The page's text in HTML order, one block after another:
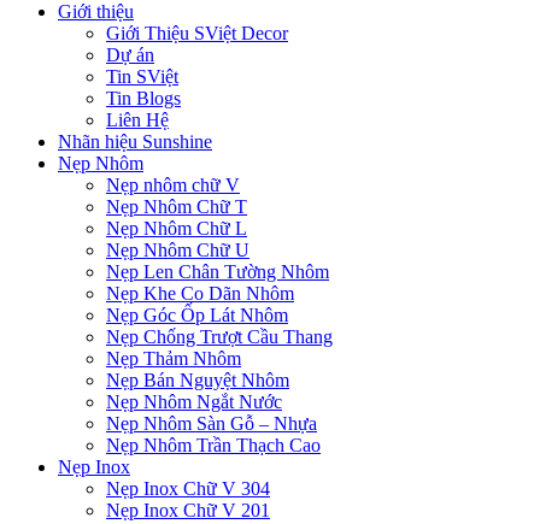
Giới thiệu
Giới Thiệu SViệt Decor
Dự án
Tin SViệt
Tin Blogs
Liên Hệ
Nhãn hiệu Sunshine
Nẹp Nhôm
Nẹp nhôm chữ V
Nẹp Nhôm Chữ T
Nẹp Nhôm Chữ L
Nẹp Nhôm Chữ U
Nẹp Len Chân Tường Nhôm
Nẹp Khe Co Dãn Nhôm
Nẹp Góc Ốp Lát Nhôm
Nẹp Chống Trượt Cầu Thang
Nẹp Thảm Nhôm
Nẹp Bán Nguyệt Nhôm
Nẹp Nhôm Ngắt Nước
Nẹp Nhôm Sàn Gỗ – Nhựa
Nẹp Nhôm Trần Thạch Cao
Nẹp Inox
Nẹp Inox Chữ V 304
Nẹp Inox Chữ V 201